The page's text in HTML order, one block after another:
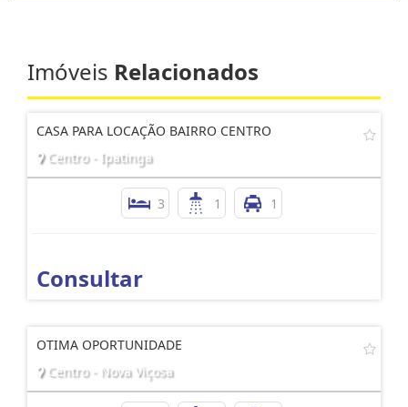
Imóveis Relacionados
CASA PARA LOCAÇÃO BAIRRO CENTRO
Centro - Ipatinga
3 1 1
Consultar
OTIMA OPORTUNIDADE
Centro - Nova Viçosa